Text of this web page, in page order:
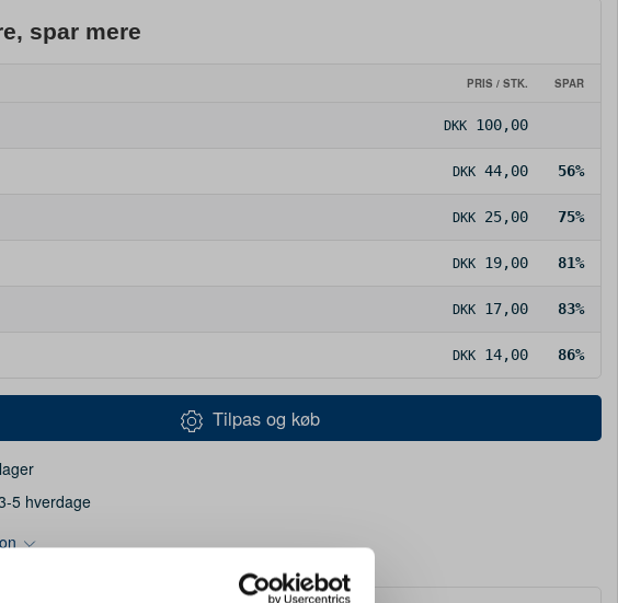
spar mere
PRIS / STK. SPAR
DKK 100,00
DKK 44,00 56%
DKK 25,00 75%
DKK 19,00 81%
DKK 17,00 83%
DKK 14,00 86%
Tilpas og køb
5 hverdage